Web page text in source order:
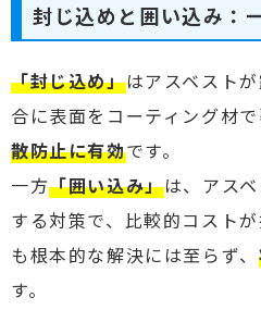
封じ込めと囲い込み：
「封じ込め」はアスベスト
合に表面をコーティング材
散防止に有効です。
一方「囲い込み」は、アス
する対策で、比較的コスト
も根本的な解決には至らず、
す。